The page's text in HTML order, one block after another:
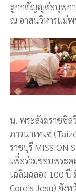
ลูกกตัญญูต่อบุพกา
ณ อาสนวิหารแม่พ
น. พระสังฆราชซิล
ภาวนาเทเซ่
ราชบุรี MISSION
เพื่อร่วมขอบพระคุ
เฉลิมฉลอง 100 ปี
Cordis Jesu) จังห